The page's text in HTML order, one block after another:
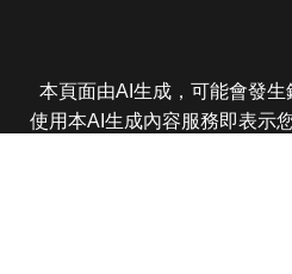
本頁面由AI生成，可能會發生
使用本AI生成內容服務即表示